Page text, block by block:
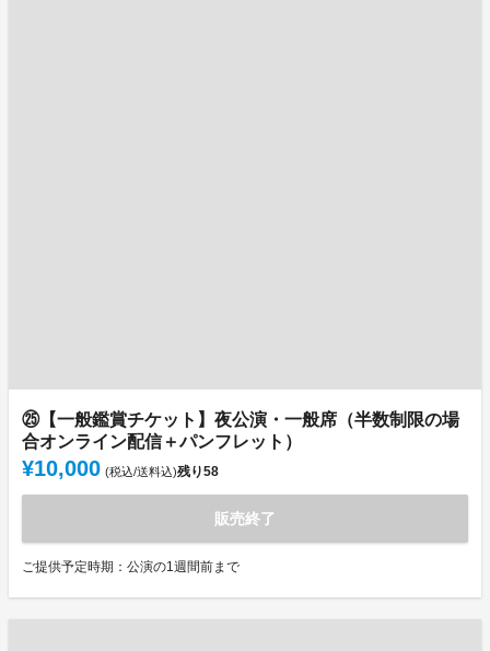
㉕【一般鑑賞チケット】夜公演・一般席（半数制限の場
合オンライン配信＋パンフレット）
¥10,000 (税込/送料込)残り58
販売終了
ご提供予定時期：公演の1週間前まで